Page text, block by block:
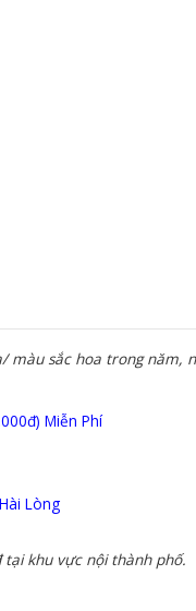
sắc hoa trong
Miễn Phí
Lòng
tại khu vực nội thành phố.